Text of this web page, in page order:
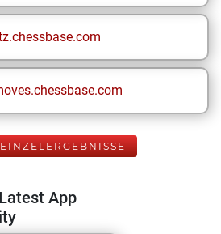
EINZELERGEBNISSE
App